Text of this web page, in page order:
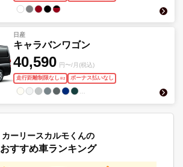
日産
キャラバンワゴン
40,590 円〜/月(税込)
走行距離制限なし ※2 ボーナス払いなし
カーリースカルモくんの
おすすめ車ランキング